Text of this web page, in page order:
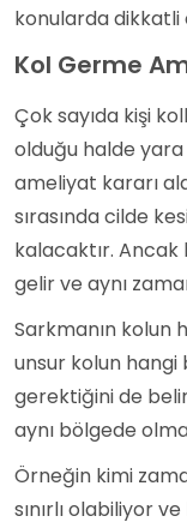
konularda dikkatli
Kol Germe
Çok sayıda kişi
olduğu halde
ameliyat kararı
sırasında cilde
kalacaktır.
gelir ve aynı
Sarkmanın kolun
unsur kolun hangi
gerektiğini de
aynı bölgede
Örneğin kimi
sınırlı olabiliyor